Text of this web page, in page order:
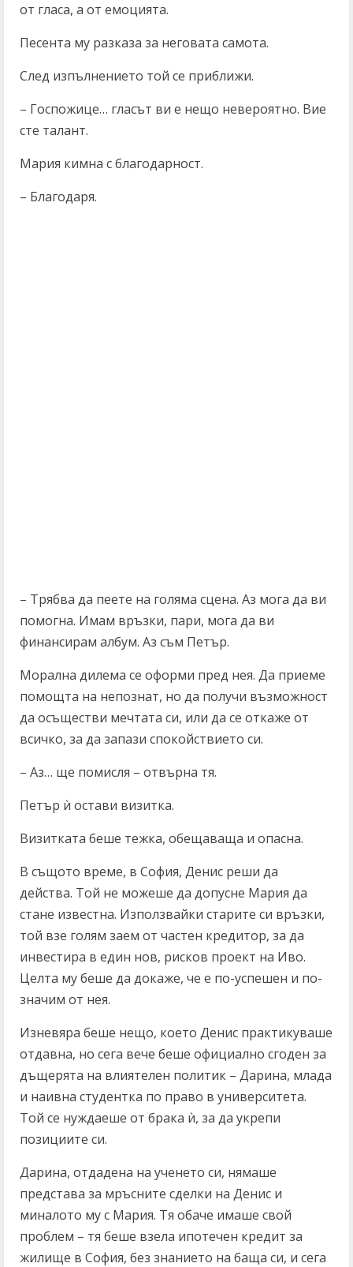
от гласа, а от емоцията.
Песента му разказа за неговата самота.
След изпълнението той се приближи.
– Госпожице… гласът ви е нещо невероятно. Вие
сте талант.
Мария кимна с благодарност.
– Благодаря.
– Трябва да пеете на голяма сцена. Аз мога да ви
помогна. Имам връзки, пари, мога да ви
финансирам албум. Аз съм Петър.
Морална дилема се оформи пред нея. Да приеме
помощта на непознат, но да получи възможност
да осъществи мечтата си, или да се откаже от
всичко, за да запази спокойствието си.
– Аз… ще помисля – отвърна тя.
Петър ѝ остави визитка.
Визитката беше тежка, обещаваща и опасна.
В същото време, в София, Денис реши да
действа. Той не можеше да допусне Мария да
стане известна. Използвайки старите си връзки,
той взе голям заем от частен кредитор, за да
инвестира в един нов, рисков проект на Иво.
Целта му беше да докаже, че е по-успешен и по-
значим от нея.
Изневяра беше нещо, което Денис практикуваше
отдавна, но сега вече беше официално сгоден за
дъщерята на влиятелен политик – Дарина, млада
и наивна студентка по право в университета.
Той се нуждаеше от брака ѝ, за да укрепи
позициите си.
Дарина, отдадена на ученето си, нямаше
представа за мръсните сделки на Денис и
миналото му с Мария. Тя обаче имаше свой
проблем – тя беше взела ипотечен кредит за
жилище в София, без знанието на баща си, и сега